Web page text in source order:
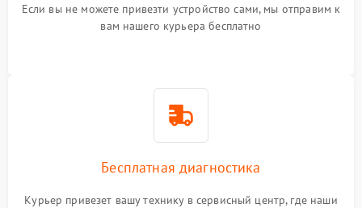
Если вы не можете привезти устройство сами, мы отправим к
вам нашего курьера бесплатно
Бесплатная диагностика
Курьер привезет вашу технику в сервисный центр, где наши